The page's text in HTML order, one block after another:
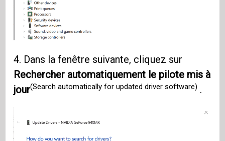
4. Dans la fenêtre suivante, cliquez sur
Rechercher automatiquement le pilote mis à
jour(Search automatically for updated driver software) .